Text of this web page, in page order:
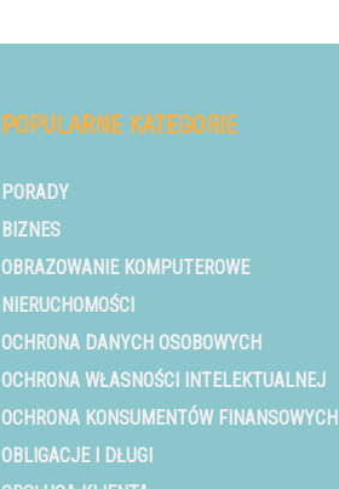
POPULARNE KATEGORIE
PORADY
BIZNES
OBRAZOWANIE KOMPUTEROWE
NIERUCHOMOŚCI
OCHRONA DANYCH OSOBOWYCH
OCHRONA WŁASNOŚCI INTELEKTUALNEJ
OCHRONA KONSUMENTÓW FINANSOWYCH
OBLIGACJE I DŁUGI